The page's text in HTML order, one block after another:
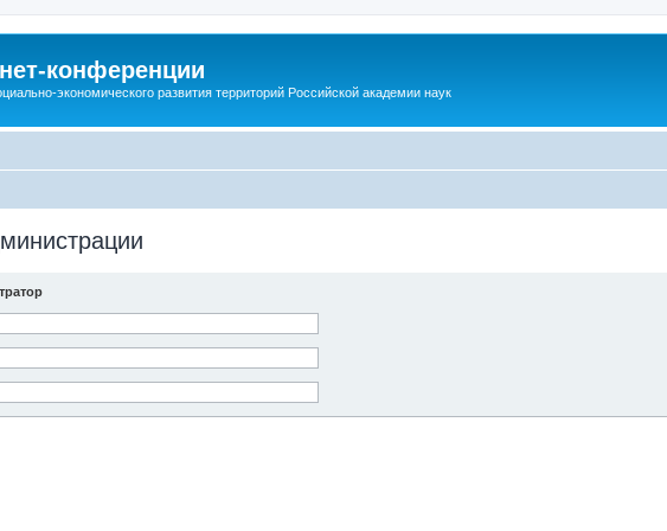
конференции
экономического развития территорий Российской академии наук